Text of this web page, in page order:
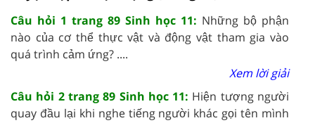
Câu hỏi 1 trang 89 Sinh học 11: Những bộ phận
nào của cơ thể thực vật và động vật tham gia vào
quá trình cảm ứng? ....
Xem lời giải
Câu hỏi 2 trang 89 Sinh học 11: Hiện tượng người
quay đầu lại khi nghe tiếng người khác gọi tên mình